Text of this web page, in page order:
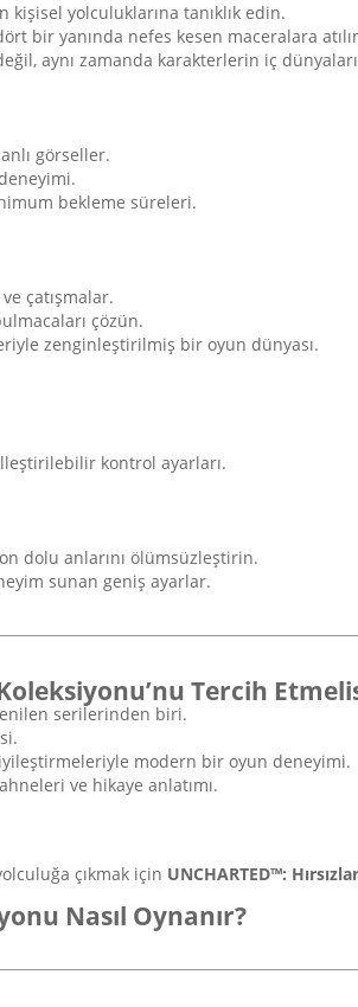
kişisel yolculuklarına tanıklık edin.
bir yanında nefes kesen maceralara
değil, aynı zamanda karakterlerin iç
görseller.
bekleme süreleri.
çatışmalar.
çözün.
zenginleştirilmiş bir oyun dünyası.
kontrol ayarları.
dolu anlarını ölümsüzleştirin.
sunan geniş ayarlar.
Tercih
serilerinden biri.
modern bir oyun deneyimi.
ve hikaye anlatımı.
çıkmak için UNCHARTED™:
Nasıl Oynanır?